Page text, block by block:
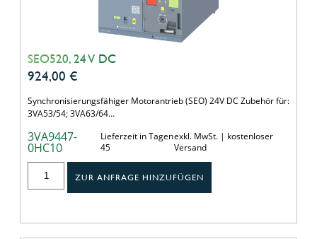
SEO520, 24 V DC
924,00 €
Synchronisierungsfähiger Motorantrieb (SEO) 24V DC Zubehör für:
3VA53/54; 3VA63/64…
3VA9447-
0HC10
Lieferzeit in Tagen
45
exkl. MwSt. | kostenloser
Versand
ZUR ANFRAGE HINZUFÜGEN